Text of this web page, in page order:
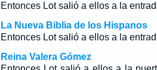
Entonces Lot salió a ellos a la
La Nueva Biblia de los Hispanos
Entonces Lot salió a ellos a la
Reina Valera Gómez